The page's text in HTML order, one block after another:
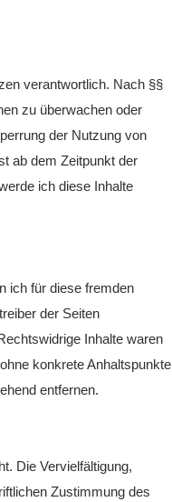
verantwortlich. Nach §§
zu überwachen oder
der Nutzung von
ab dem Zeitpunkt der
ich diese Inhalte
ich für diese fremden
der Seiten
Inhalte waren
konkrete Anhaltspunkte
entfernen.
Die Vervielfältigung,
Zustimmung des